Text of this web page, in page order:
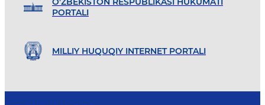
PORTALI
MILLIY HUQUQIY INTERNET PORTALI